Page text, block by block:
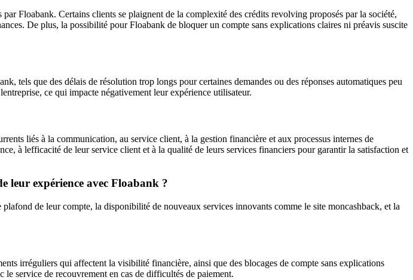
Floabank. Certains clients se plaignent de la complexité des crédits revolving proposés par la société,
De plus, la possibilité pour Floabank de bloquer un compte sans explications claires ni préavis suscite
tels que des délais de résolution trop longs pour certaines demandes ou des réponses automatiques peu
ce qui impacte négativement leur expérience utilisateur.
liés à la communication, au service client, à la gestion financière et aux processus internes de
à lefficacité de leur service client et à la qualité de leurs services financiers pour garantir la satisfaction et
leur expérience avec Floabank ?
de leur compte, la disponibilité de nouveaux services innovants comme le site moncashback, et la
irréguliers qui affectent la visibilité financière, ainsi que des blocages de compte sans explications
le service de recouvrement en cas de difficultés de paiement.